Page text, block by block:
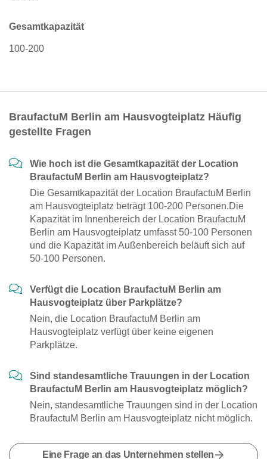
Gesamtkapazität
100-200
BraufactuM Berlin am Hausvogteiplatz Häufig
gestellte Fragen
Wie hoch ist die Gesamtkapazität der Location
BraufactuM Berlin am Hausvogteiplatz?
Die Gesamtkapazität der Location BraufactuM Berlin
am Hausvogteiplatz beträgt 100-200 Personen.Die
Kapazität im Innenbereich der Location BraufactuM
Berlin am Hausvogteiplatz umfasst 50-100 Personen
und die Kapazität im Außenbereich beläuft sich auf
50-100 Personen.
Verfügt die Location BraufactuM Berlin am
Hausvogteiplatz über Parkplätze?
Nein, die Location BraufactuM Berlin am
Hausvogteiplatz verfügt über keine eigenen
Parkplätze.
Sind standesamtliche Trauungen in der Location
BraufactuM Berlin am Hausvogteiplatz möglich?
Nein, standesamtliche Trauungen sind in der Location
BraufactuM Berlin am Hausvogteiplatz nicht möglich.
Eine Frage an das Unternehmen stellen